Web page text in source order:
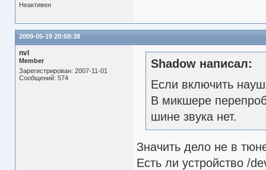
Неактивен
2009-05-19 20:59:38
nvl
Member
Зарегистрирован: 2007-11-01
Сообщений: 574
Shadow написал:
Если включить
В микшере
шине звука нет.
Значить дело не в
Есть ли устройство /